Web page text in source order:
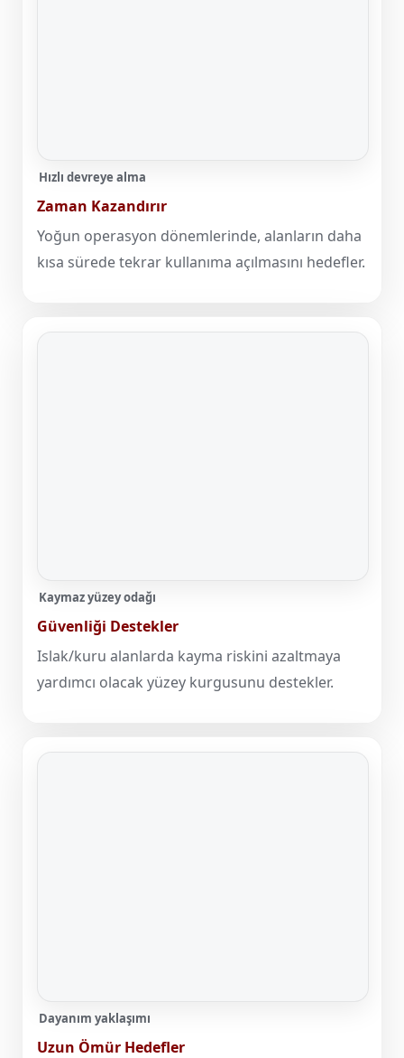
Hızlı devreye alma
Zaman Kazandırır
Yoğun operasyon dönemlerinde, alanların daha
kısa sürede tekrar kullanıma açılmasını hedefler.
Kaymaz yüzey odağı
Güvenliği Destekler
Islak/kuru alanlarda kayma riskini azaltmaya
yardımcı olacak yüzey kurgusunu destekler.
Dayanım yaklaşımı
Uzun Ömür Hedefler